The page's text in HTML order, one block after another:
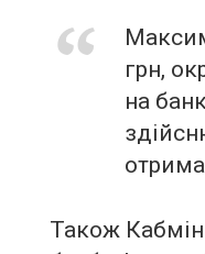
грн,
на
Також